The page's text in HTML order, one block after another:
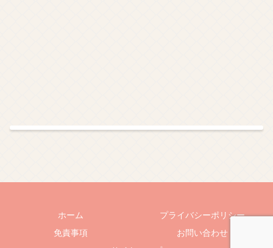
ホーム
プライバシーポリシー
免責事項
お問い合わせ